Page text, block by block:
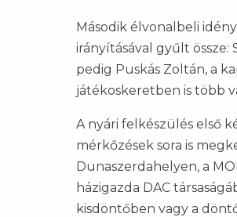
Második élvonalbeli
irányításával gyűlt össze:
pedig Puskás Zoltán, a
játékoskeretben is több
A nyári felkészülés első
mérkőzések sora is
Dunaszerdahelyen, a
házigazda DAC
kisdöntőben vagy a